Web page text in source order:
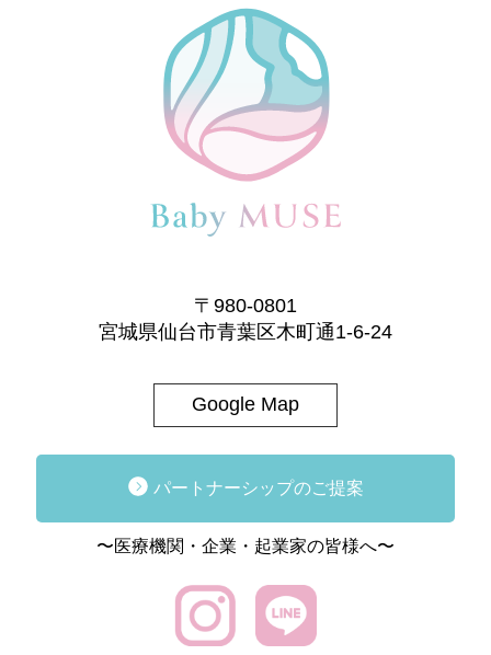
〒980-0801
宮城県仙台市青葉区木町通1-6-24
Google Map
パートナーシップのご提案
〜医療機関・企業・起業家の皆様へ〜